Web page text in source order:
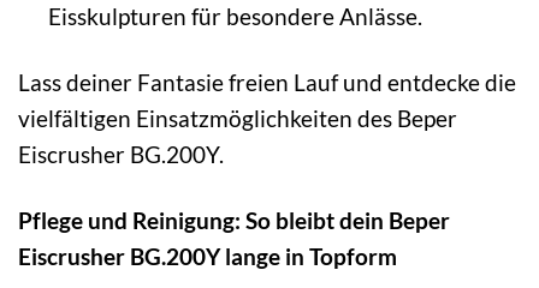
Eisskulpturen für besondere Anlässe.
Lass deiner Fantasie freien Lauf und entdecke die
vielfältigen Einsatzmöglichkeiten des Beper
Eiscrusher BG.200Y.
Pflege und Reinigung: So bleibt dein Beper
Eiscrusher BG.200Y lange in Topform